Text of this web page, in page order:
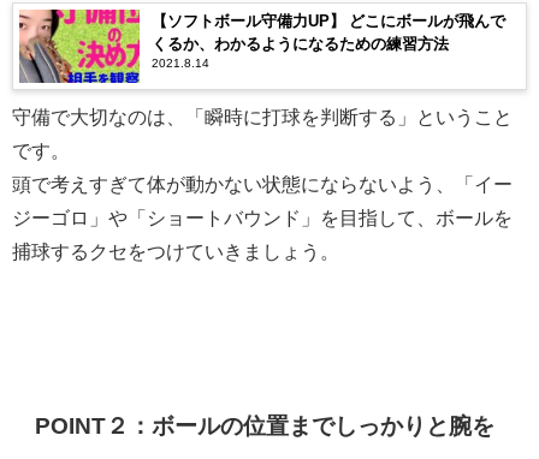
【ソフトボール守備力UP】 どこにボールが飛んで
くるか、わかるようになるための練習方法
2021.8.14
守備で大切なのは、「瞬時に打球を判断する」ということ
です。
頭で考えすぎて体が動かない状態にならないよう、「イー
ジーゴロ」や「ショートバウンド」を目指して、ボールを
捕球するクセをつけていきましょう。
POINT２：ボールの位置までしっかりと腕を